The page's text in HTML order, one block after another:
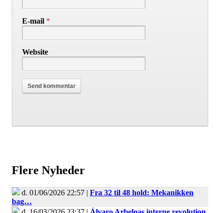
E-mail *
Website
Flere Nyheder
d. 01/06/2026 22:57 | Fra 32 til 48 hold: Mekanikken
bag…